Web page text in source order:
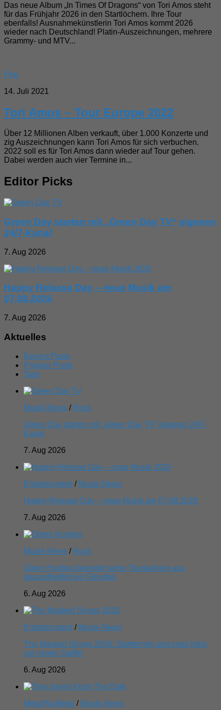
Das neue Album „In Times Of Dragons“ von Tori Amos steht
für das Frühjahr 2026 in den Startlöchern. Ihre Tour
ebenfalls! Ausnahmekünstlerin Tori Amos kommt 2026
wieder nach Deutschland! Platin-Auszeichnungen, mehrere
Grammy- und MTV...
Pop
14. Juli 2021
Tori Amos – Tour Europe 2022
Über 12 Millionen Alben verkauft, über 1.000 Konzerte und
zig Auszeichnungen kann Tori Amos für sich verbuchen.
2022 soll es für Tori Amos dann wieder auf Tour gehen.
Dabei werden auch vier Termine in...
Editor Picks
Green Day starten mit „Green Day TV“ eigenen
24/7-Kanal
7. Aug 2026
Happy Release Day – neue Musik am
07.08.2026
7. Aug 2026
Aktuelles
Recent Posts
Popular Posts
Tags
Musik-News / Rock
Green Day starten mit „Green Day TV“ eigenen 24/7-
Kanal
7. Aug 2026
Entertainment / Musik-News
Happy Release Day – neue Musik am 07.08.2026
7. Aug 2026
Musik-News / Rock
Glenn Hughes beendet seine Tourkarriere aus
gesundheitlichen Gründen
6. Aug 2026
Entertainment / Musik-News
The Masked Singer 2026: Starttermin und erste Infos
zur neuen Staffel
6. Aug 2026
Metal/NuMetal / Musik-News